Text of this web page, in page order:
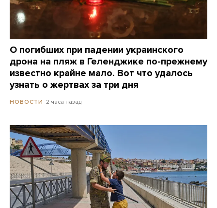
О погибших при падении украинского
дрона на пляж в Геленджике по-прежнему
известно крайне мало. Вот что удалось
узнать о жертвах за три дня
НОВОСТИ 2 часа назад